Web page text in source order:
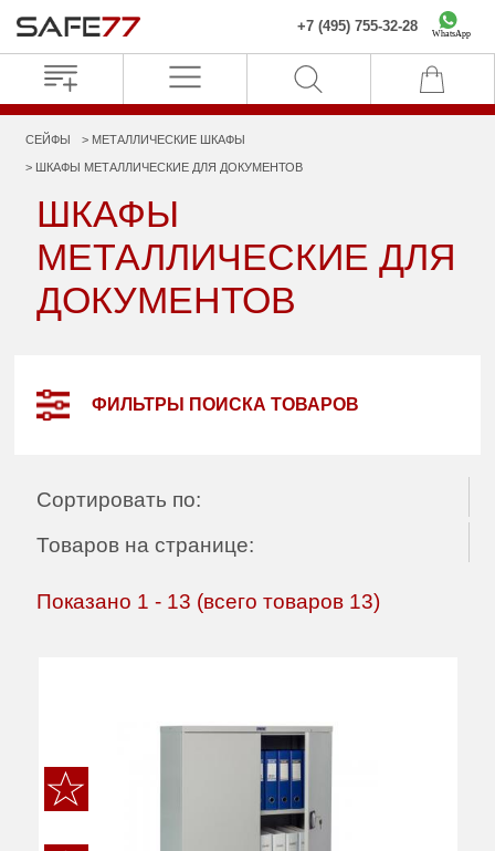
+7 (495) 755-32-28 WhatsApp
СЕЙФЫ МЕТАЛЛИЧЕСКИЕ ШКАФЫ
ШКАФЫ МЕТАЛЛИЧЕСКИЕ ДЛЯ ДОКУМЕНТОВ
ШКАФЫ
МЕТАЛЛИЧЕСКИЕ ДЛЯ
ДОКУМЕНТОВ
ФИЛЬТРЫ ПОИСКА ТОВАРОВ
Сортировать по:
Товаров на странице:
Показано 1 - 13 (всего товаров 13)